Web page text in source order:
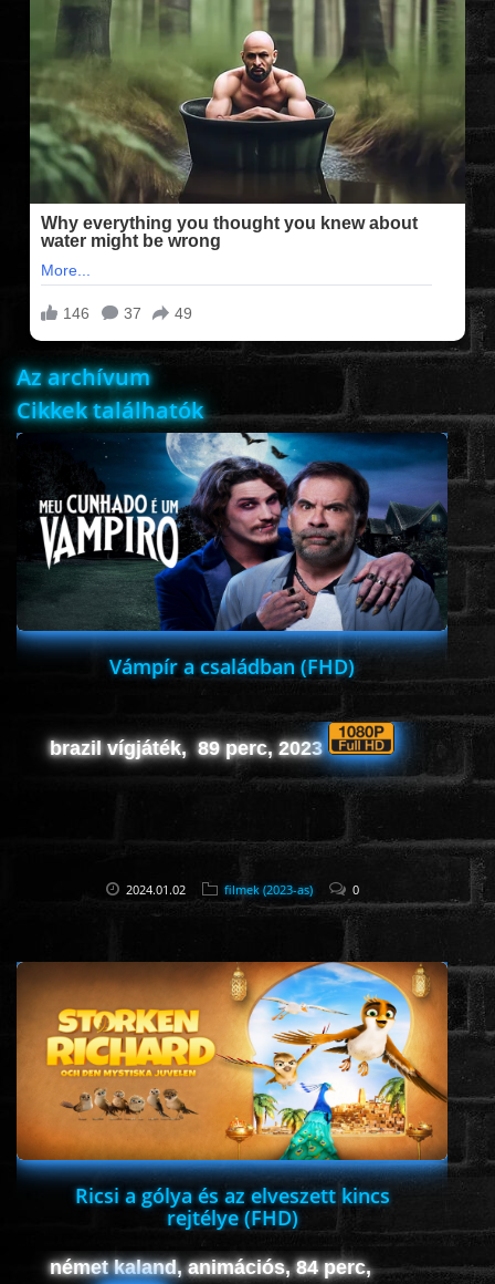
FILMEK (2025-ÖS)
FILMEK (2024-ES)
FILMEK (2023-AS)
FILMEK (2022-ES)
FELIRATOS FILMEK
AKCIÓ
VÍGJÁTÉK
HORROR
ANIMÁCIÓS
DRÁMA
ROMANTIKUS
HÁBORÚS
KATASZTRÓFA
CSALÁDI
Az archívum
Cikkek találhatók
Vámpír a családban (FHD)
brazil vígjáték, 89 perc, 2023
2024.01.02 filmek (2023-as) 0
Ricsi a gólya és az elveszett kincs
rejtélye (FHD)
német kaland, animációs, 84 perc,